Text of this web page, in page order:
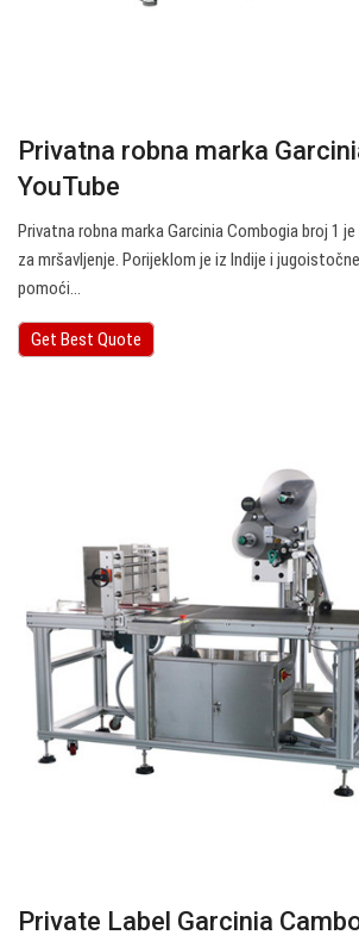
Privatna robna marka
YouTube
Privatna robna marka Garcinia Combogia broj 1
za mršavljenje. Porijeklom je iz Indije i
pomoći…
Get Best Quote
Private Label Garcinia